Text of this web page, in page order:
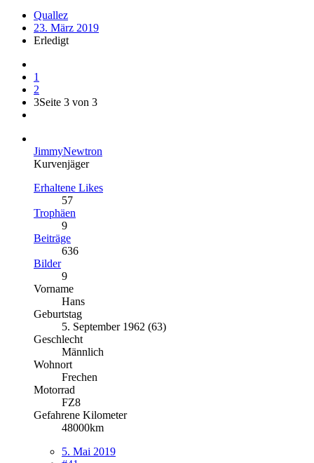
Quallez
23. März 2019
Erledigt
1
2
3Seite 3 von 3
JimmyNewtron
Kurvenjäger
Erhaltene Likes
57
Trophäen
9
Beiträge
636
Bilder
9
Vorname
Hans
Geburtstag
5. September 1962 (63)
Geschlecht
Männlich
Wohnort
Frechen
Motorrad
FZ8
Gefahrene Kilometer
48000km
5. Mai 2019